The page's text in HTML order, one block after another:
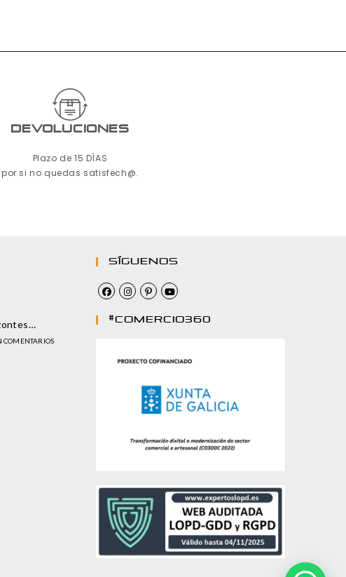
Devoluciones
Plazo de 15 DÍAS
por si no quedas satisfech@.
COMENTARIOS
Síguenos
#comercio360